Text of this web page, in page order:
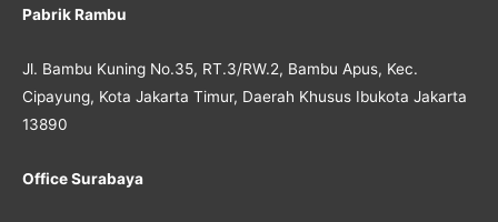
Pabrik Rambu
Jl. Bambu Kuning No.35, RT.3/RW.2, Bambu Apus, Kec.
Cipayung, Kota Jakarta Timur, Daerah Khusus Ibukota Jakarta
13890
Office Surabaya